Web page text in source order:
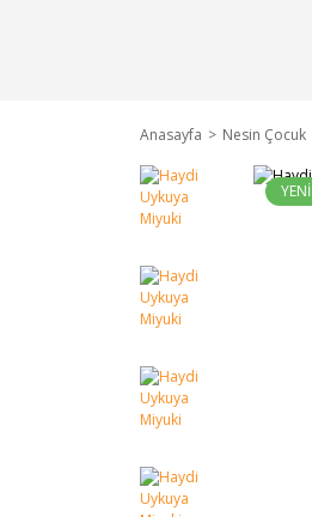
Anasayfa Nesin Çocuk
YENİ